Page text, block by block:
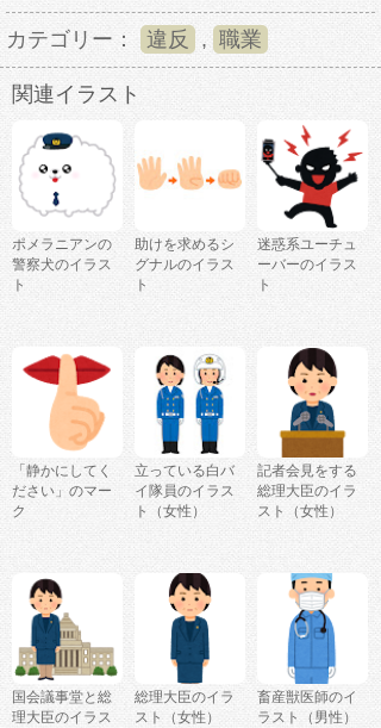
カテゴリー： 違反 , 職業
関連イラスト
ポメラニアンの
警察犬のイラス
ト
助けを求めるシ
グナルのイラス
ト
迷惑系ユーチュ
ーバーのイラス
ト
「静かにしてく
ださい」のマー
ク
立っている白バ
イ隊員のイラス
ト（女性）
記者会見をする
総理大臣のイラ
スト（女性）
国会議事堂と総
理大臣のイラス
総理大臣のイラ
スト（女性）
畜産獣医師のイ
ラスト（男性）